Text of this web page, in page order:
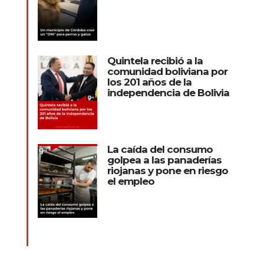
Quintela recibió a la
comunidad boliviana por
los 201 años de la
independencia de Bolivia
La caída del consumo
golpea a las panaderías
riojanas y pone en riesgo
el empleo